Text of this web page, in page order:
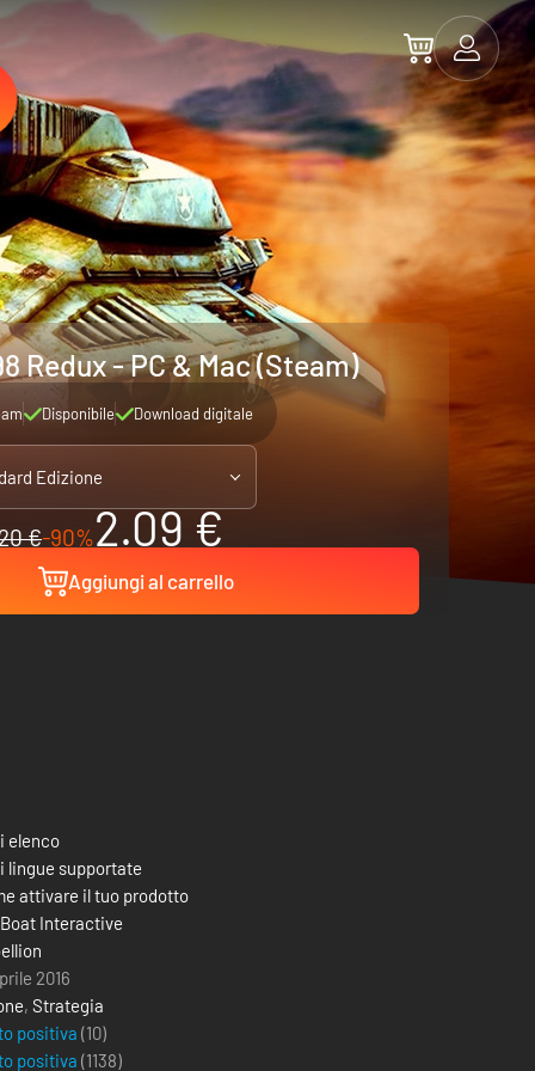
Redux - PC & Mac (Steam)
Disponibile Download digitale
Edizione
€-90%2.09 €
Aggiungi al carrello
elenco
lingue supportate
attivare il tuo prodotto
Interactive
2016
, Strategia
positiva (10)
positiva (1138)